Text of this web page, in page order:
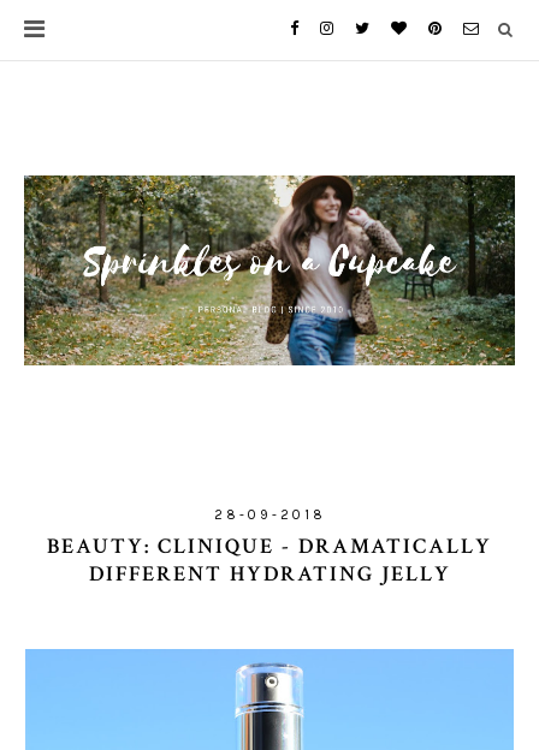
28-09-2018
BEAUTY: CLINIQUE - DRAMATICALLY
DIFFERENT HYDRATING JELLY